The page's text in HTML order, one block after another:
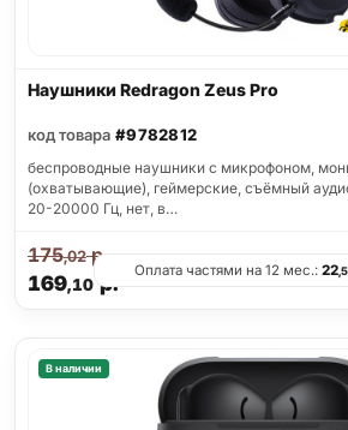
Наушники Redragon Zeus Pro
код товара #9782812
беспроводные наушники с микрофоном,
(охватывающие), геймерские, съёмный
20-20000 Гц, нет, в…
169,10р.
175,02р.
Оплата частями на 12 мес.:22
В наличии